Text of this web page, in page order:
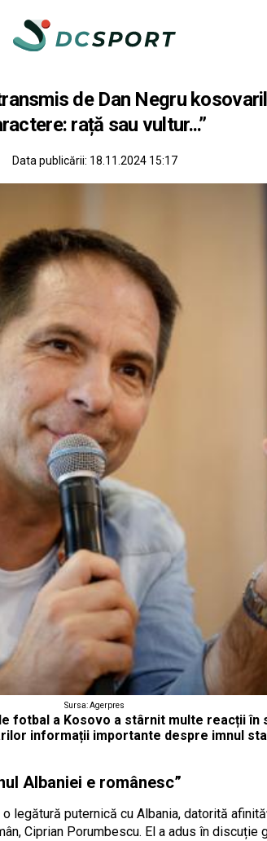
de Dan Negru
rață sau vultur...”
Data publicării: 18.11.2024 15:17
Sursa: Agerpres
fotbal a Kosovo a stârnit multe reacții în
informații importante despre imnul
Albaniei e românesc”
legătură puternică cu Albania, datorită
Ciprian Porumbescu. El a adus în discuție